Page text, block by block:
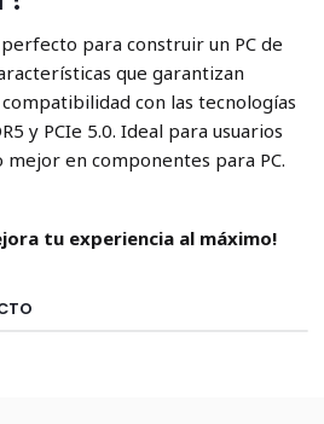
para construir un PC de
que garantizan
con las tecnologías
y PCIe 5.0. Ideal para usuarios
mejor en componentes para PC.
tu experiencia al máximo!